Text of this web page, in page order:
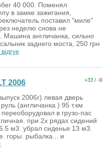
40 000. Поменял
в замке зажигания,
поставил "миле"
неделю снова не
Машина англичанка, сильно
заднего моста, 250 грн
+33 / -0
2006
2006г) левая дверь
(англичанка ) 95 т.км
в грузо-пас
при 2х рядах сидений
м3. убрал сиденья 13 м3.
горы. рыбалка... и